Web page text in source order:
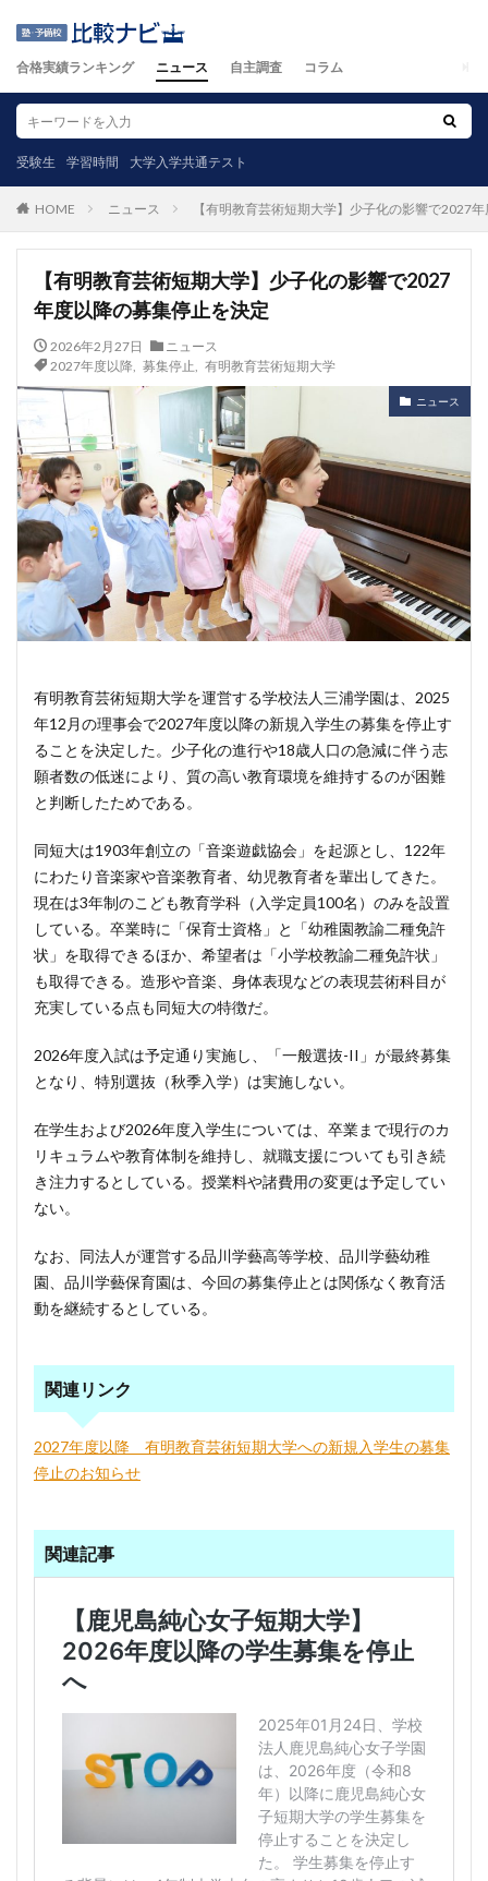
合格実績ランキング ニュース 自主調査 コラム
受験生 学習時間 大学入学共通テスト
HOME ニュース 【有明教育芸術短期大学】少子化の影響で2027
【有明教育芸術短期大学】少子化の影響で2027
年度以降の募集停止を決定
2026年2月27日
ニュース
2027年度以降, 募集停止 有明教育芸術短期大学
ニュース
有明教育芸術短期大学を運営する学校法人三浦学園は、2025
年12月の理事会で2027年度以降の新規入学生の募集を停止す
ることを決定した。少子化の進行や18歳人口の急減に伴う志
願者数の低迷により、質の高い教育環境を維持するのが困難
と判断したためである。
同短大は1903年創立の「音楽遊戯協会」を起源とし、122年
にわたり音楽家や音楽教育者、幼児教育者を輩出してきた。
現在は3年制のこども教育学科（入学定員100名）のみを設置
している。卒業時に「保育士資格」と「幼稚園教諭二種免許
状」を取得できるほか、希望者は「小学校教諭二種免許状」
も取得できる。造形や音楽、身体表現などの表現芸術科目が
充実している点も同短大の特徴だ。
2026年度入試は予定通り実施し、「一般選抜-II」が最終募集
となり、特別選抜（秋季入学）は実施しない。
在学生および2026年度入学生については、卒業まで現行のカ
リキュラムや教育体制を維持し、就職支援についても引き続
き注力するとしている。授業料や諸費用の変更は予定してい
ない。
なお、同法人が運営する品川学藝高等学校、品川学藝幼稚
園、品川学藝保育園は、今回の募集停止とは関係なく教育活
動を継続するとしている。
関連リンク
2027年度以降 有明教育芸術短期大学への新規入学生の募集
停止のお知らせ
関連記事